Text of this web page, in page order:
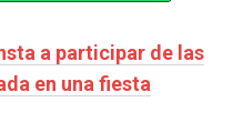
a participar de las
en una fiesta